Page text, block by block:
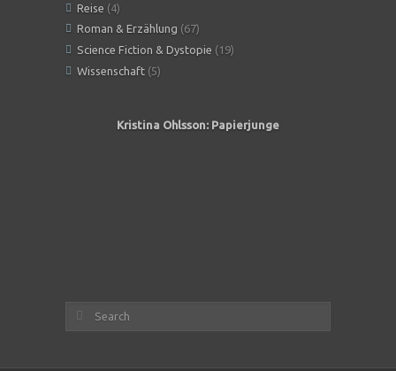
Reise (4)
Roman & Erzählung (67)
Science Fiction & Dystopie (19)
Wissenschaft (5)
Kristina Ohlsson: Papierjunge